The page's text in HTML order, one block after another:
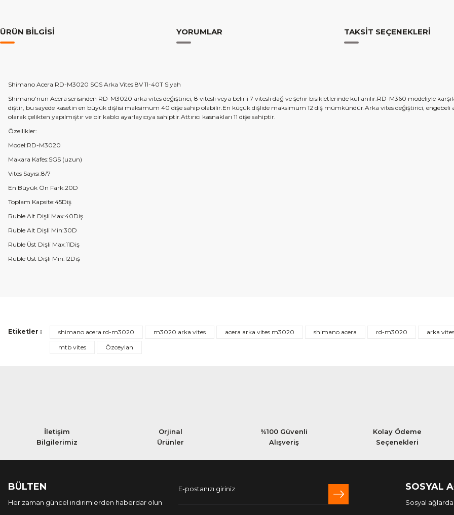
ÜRÜN BILGISI YORUMLAR TAKSIT SEÇENEKLERI
Shimano Acera RD-M3020 SGS Arka Vites 8V 11-40T Siyah
Shimano'nun Acera serisinden RD-M3020 arka vites değiştirici, 8 vitesli veya belirli 7 vitesli dağ ve şehir bisikletlerinde kullanılır.RD-M360 modeliyle
diştir, bu sayede kasetin en büyük dişlisi maksimum 40 dişe sahip olabilir.En küçük dişlide maksimum 12 diş mümkündür.Arka vites değiştirici, engebeli
olarak çelikten yapılmıştır ve bir kablo ayarlayıcıya sahiptir.Attırıcı kasnakları 11 dişe sahiptir.
Özellikler:
Model:RD-M3020
Makara Kafes:SGS (uzun)
Vites Sayısı:8/7
En Büyük Ön Fark:20D
Toplam Kapsite:45Diş
Ruble Alt Dişli Max:40Diş
Ruble Alt Dişli Min:30D
Ruble Üst Dişli Max:11Diş
Ruble Üst Dişli Min:12Diş
Etiketler : shimano acera rd-m3020 m3020 arka vites acera arka vites m3020 shimano acera rd-m3020 arka vites
mtb vites
Özceylan
İletişim
Bilgilerimiz
Orjinal
Ürünler
%100 Güvenli
Alışveriş
Kolay Ödeme
Seçenekleri
BÜLTEN
Her zaman güncel indirimlerden haberdar olun
SOSYAL
Sosyal